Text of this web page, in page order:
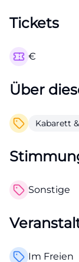
Tickets
€
Über
Kabarett
Sonstige
Im Freien